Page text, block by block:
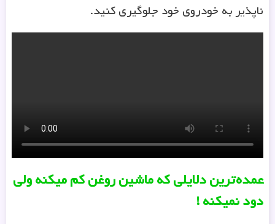
ناپذیر به خودروی خود جلوگیری کنید.
عمده‌ترین دلایلی که ماشین روغن کم میکنه ولی
دود نمیکنه !